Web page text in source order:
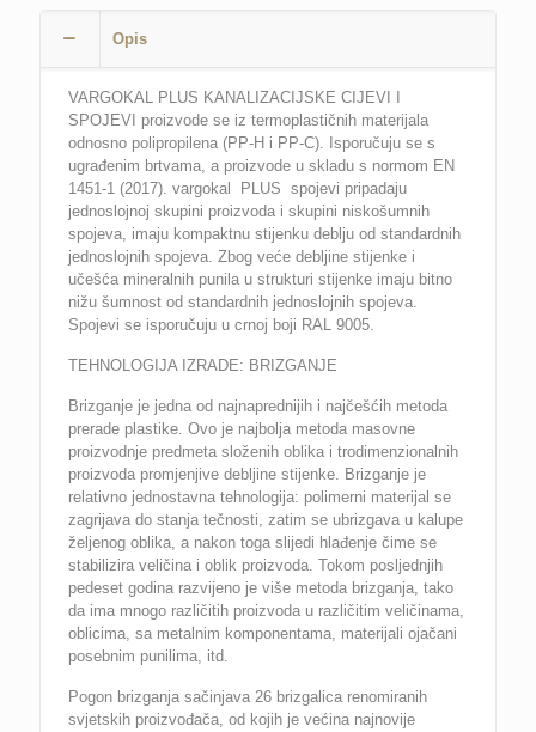
Opis
VARGOKAL PLUS KANALIZACIJSKE CIJEVI I
SPOJEVI proizvode se iz termoplastičnih materijala
odnosno polipropilena (PP-H i PP-C). Isporučuju se s
ugrađenim brtvama, a proizvode u skladu s normom EN
1451-1 (2017). vargokal PLUS spojevi pripadaju
jednoslojnoj skupini proizvoda i skupini niskošumnih
spojeva, imaju kompaktnu stijenku deblju od standardnih
jednoslojnih spojeva. Zbog veće debljine stijenke i
učešća mineralnih punila u strukturi stijenke imaju bitno
nižu šumnost od standardnih jednoslojnih spojeva.
Spojevi se isporučuju u crnoj boji RAL 9005.
TEHNOLOGIJA IZRADE: BRIZGANJE
Brizganje je jedna od najnaprednijih i najčešćih metoda
prerade plastike. Ovo je najbolja metoda masovne
proizvodnje predmeta složenih oblika i trodimenzionalnih
proizvoda promjenjive debljine stijenke. Brizganje je
relativno jednostavna tehnologija: polimerni materijal se
zagrijava do stanja tečnosti, zatim se ubrizgava u kalupe
željenog oblika, a nakon toga slijedi hlađenje čime se
stabilizira veličina i oblik proizvoda. Tokom posljednjih
pedeset godina razvijeno je više metoda brizganja, tako
da ima mnogo različitih proizvoda u različitim veličinama,
oblicima, sa metalnim komponentama, materijali ojačani
posebnim punilima, itd.
Pogon brizganja sačinjava 26 brizgalica renomiranih
svjetskih proizvođača, od kojih je većina najnovije